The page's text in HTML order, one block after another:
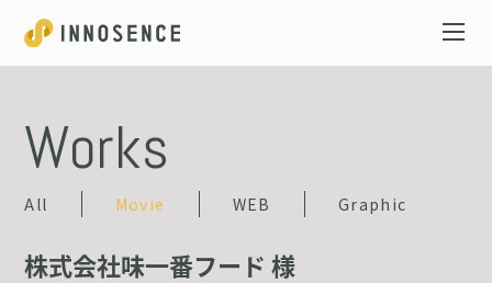
Works
All Movie WEB Graphic
株式会社味一番フード 様